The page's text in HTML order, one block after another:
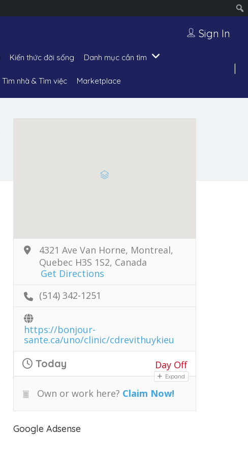
Sign In
Kiến thức đời sống Danh mục cần tìm
Tìm nhà & Tìm việc Marketplace
4321 Ave Van Horne, Montreal,
Quebec H3S 1S2, Canada
Get Directions
(514) 342-1251
https://bonjour-
sante.ca/uno/clinic/cdrevithuykieu
Today Day Off
Expand
Own or work here? Claim Now!
Google Adsense